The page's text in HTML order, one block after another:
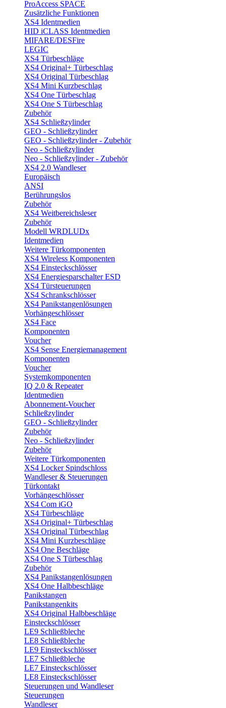
ProAccess SPACE
Zusätzliche Funktionen
XS4 Identmedien
HID iCLASS Identmedien
MIFARE/DESFire
LEGIC
XS4 Türbeschläge
XS4 Original+ Türbeschlag
XS4 Original Türbeschlag
XS4 Mini Kurzbeschlag
XS4 One Türbeschlag
XS4 One S Türbeschlag
Zubehör
XS4 Schließzylinder
GEO - Schließzylinder
GEO - Schließzylinder - Zubehör
Neo - Schließzylinder
Neo - Schließzylinder - Zubehör
XS4 2.0 Wandleser
Europäisch
ANSI
Berührungslos
Zubehör
XS4 Weitbereichsleser
Zubehör
Modell WRDLUDx
Identmedien
Weitere Türkomponenten
XS4 Wireless Komponenten
XS4 Einsteckschlösser
XS4 Energiesparschalter ESD
XS4 Türsteuerungen
XS4 Schrankschlösser
XS4 Panikstangenlösungen
Vorhängeschlösser
XS4 Face
Komponenten
Voucher
XS4 Sense Energiemanagement
Komponenten
Voucher
Systemkomponenten
IQ 2.0 & Repeater
Identmedien
Abonnement-Voucher
Schließzylinder
GEO - Schließzylinder
Zubehör
Neo - Schließzylinder
Zubehör
Weitere Türkomponenten
XS4 Locker Spindschloss
Wandleser & Steuerungen
Türkontakt
Vorhängeschlösser
XS4 Com iGO
XS4 Türbeschläge
XS4 Original+ Türbeschlag
XS4 Original Türbeschlag
XS4 Mini Kurzbeschläge
XS4 One Beschläge
XS4 One S Türbeschlag
Zubehör
XS4 Panikstangenlösungen
XS4 One Halbbeschläge
Panikstangen
Panikstangenkits
XS4 Original Halbbeschläge
Einsteckschlösser
LE9 Schließbleche
LE8 Schließbleche
LE9 Einsteckschlösser
LE7 Schließbleche
LE7 Einsteckschlösser
LE8 Einsteckschlösser
Steuerungen und Wandleser
Steuerungen
Wandleser